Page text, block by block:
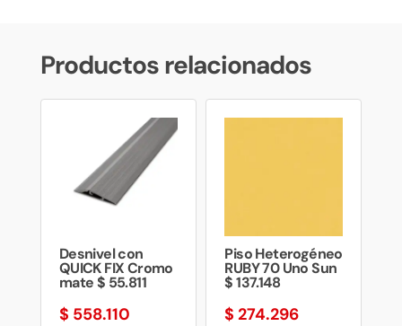
Productos relacionados
Desnivel con
QUICK FIX Cromo
mate $ 55.811
$ 558.110
Piso Heterogéneo
RUBY 70 Uno Sun
$ 137.148
$ 274.296